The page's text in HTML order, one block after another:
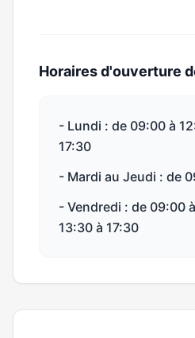
Horaires d'ouverture
- Lundi : de 09:00 à
17:30
- Mardi au Jeudi : de
- Vendredi : de 09:00
13:30 à 17:30